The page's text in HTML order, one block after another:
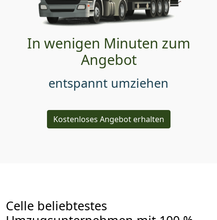
In wenigen Minuten zum
Angebot
entspannt umziehen
Kostenloses Angebot erhalten
Celle beliebtestes